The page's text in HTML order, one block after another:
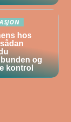
hos
og
kontrol